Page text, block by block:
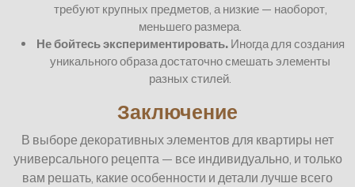
требуют крупных предметов, а низкие — наоборот,
меньшего размера.
Не бойтесь экспериментировать.Иногда для создания
уникального образа достаточно смешать элементы
разных стилей.
Заключение
В выборе декоративных элементов для квартиры нет
универсального рецепта — все индивидуально, и только
вам решать, какие особенности и детали лучше всего